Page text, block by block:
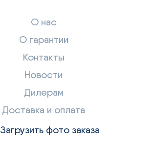
Загрузить фото заказа
О нас
О гарантии
Контакты
Новости
Дилерам
Доставка и оплата